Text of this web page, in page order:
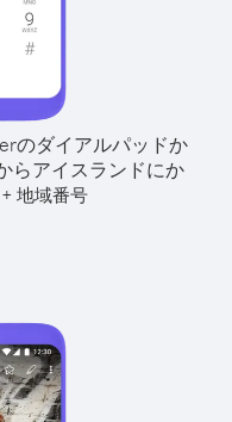
のダイアルパッドか
らアイスランドにか
地域番号